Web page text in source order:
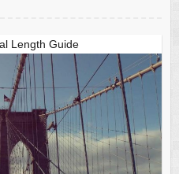
Length Guide